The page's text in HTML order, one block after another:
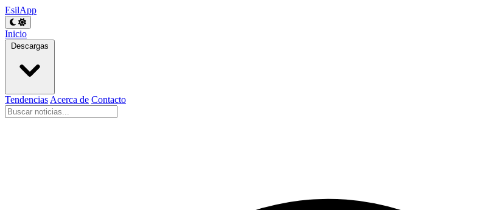
EsilApp
Inicio
Descargas
Tendencias Acerca de Contacto